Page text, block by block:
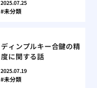
2025.07.25
未分類
ディンプルキー合鍵の精
度に関する話
2025.07.19
未分類